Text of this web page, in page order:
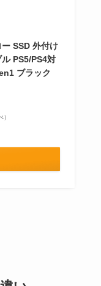
SSD 外付け
PS5/PS4対
ブラック